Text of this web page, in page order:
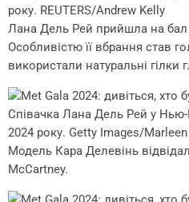
року. REUTERS/Andrew Kelly
Лана Дель Рей прийшла на бал
Особливістю її вбрання став
використали натуральні гілки
Співачка Лана Дель Рей у
2024 року. Getty Images/
Модель Кара Делевінь
McCartney.